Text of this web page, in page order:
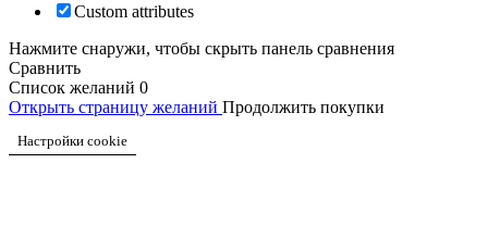
Custom attributes
Нажмите снаружи, чтобы скрыть панель сравнения
Сравнить
Список желаний 0
Открыть страницу желаний Продолжить покупки
Настройки cookie